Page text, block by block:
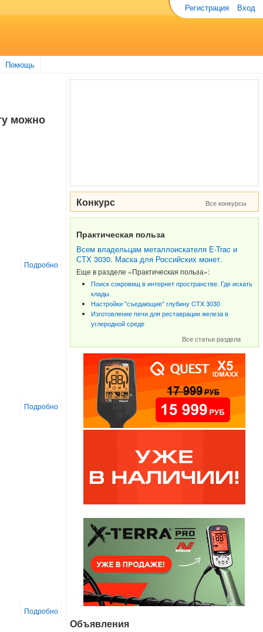
Регистрация Вход
Помощь
можно
Подробно
Подробно
Подробно
Конкурс Все конкурсы
Практическая польза
Всем владельцам металлоискателя E-Trac и
СТХ 3030. Маска для Российских монет.
Еще в разделе «Практическая польза»:
Поиск сокровищ в интернет пространстве. Где искать
клады.
Настройки "съедающие" глубину CTX 3030
Изготовление печи для реставрации железа в
углеродной среде
Все статьи раздела
Объявления